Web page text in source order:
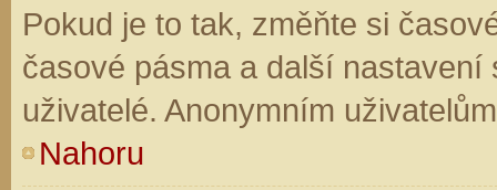
Pokud je to tak, změňte si
časové pásma a další
uživatelé. Anonymním
Nahoru